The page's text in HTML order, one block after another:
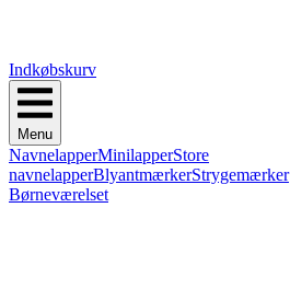
Indkøbskurv
Menu
NavnelapperMinilapperStore
navnelapperBlyantmærkerStrygemærker
Børneværelset